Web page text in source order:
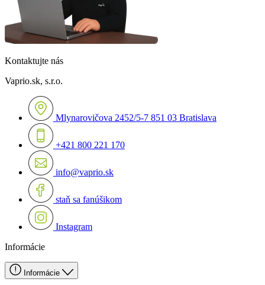
Kontaktujte nás
Vaprio.sk, s.r.o.
Mlynarovičova 2452/5-7 851 03 Bratislava
+421 800 221 170
info@vaprio.sk
staň sa fanúšikom
Instagram
Informácie
Informácie